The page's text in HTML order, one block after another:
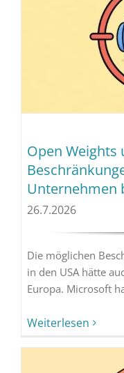
Open Weights
Unternehmen
26.7.2026
Die möglichen
in den USA hätte
Europa. Microsoft
Weiterlesen